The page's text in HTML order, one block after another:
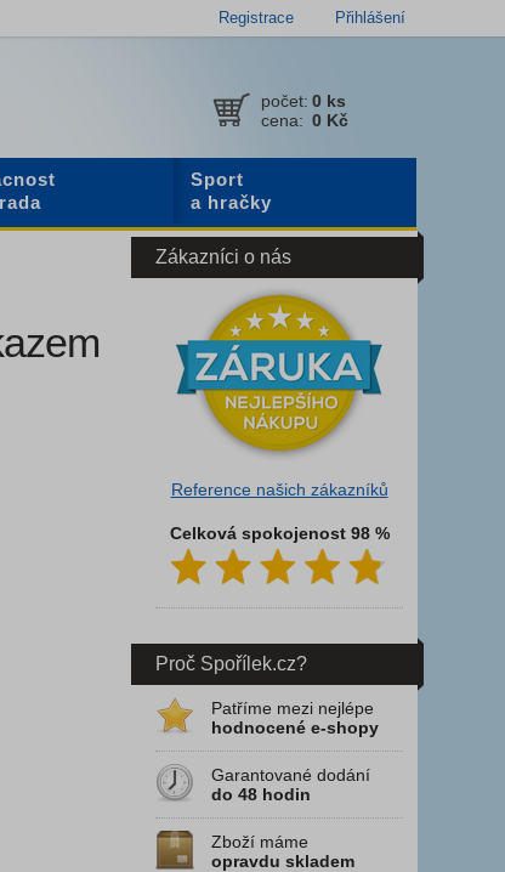
Registrace Přihlášení
počet: 0 ks
cena: 0 Kč
Sport
a hračky
Zákazníci o nás
Reference našich zákazníků
Celková spokojenost 98 %
Proč Spořílek.cz?
Patříme mezi nejlépe
hodnocené e-shopy
Garantované dodání
do 48 hodin
Zboží máme
opravdu skladem